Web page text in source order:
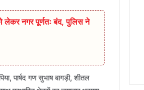
लेकर नगर पूर्णतः बंद, पुलिस ने
पार्षद गण सुभाष बागड़ी, शीतल